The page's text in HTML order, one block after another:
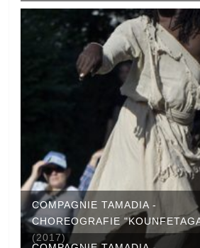
COMPAGNIE TAMADIA -
CHOREOGRAFIE
(2017)